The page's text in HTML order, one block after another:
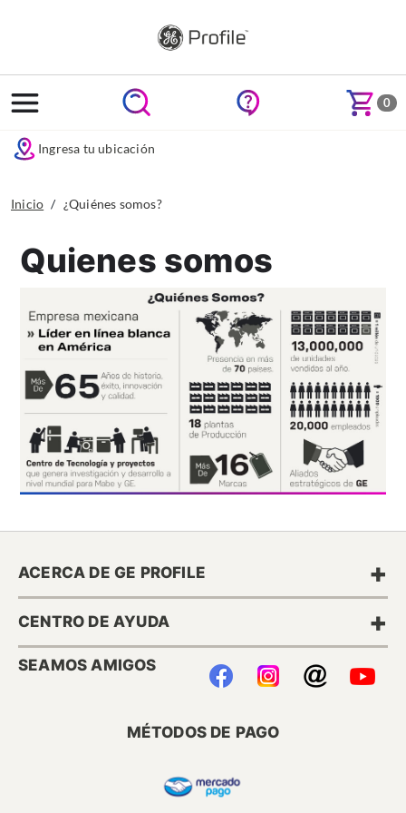
0
Ingresa tu ubicación
Inicio ¿Quiénes somos?
Quienes somos
ACERCA DE GE PROFILE +
CENTRO DE AYUDA +
SEAMOS AMIGOS
MÉTODOS DE PAGO